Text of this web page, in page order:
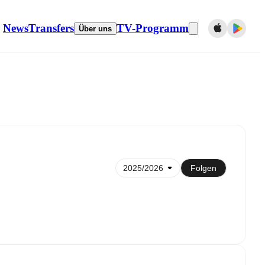
NewsTransfers Über uns TV-Programm
Folgen